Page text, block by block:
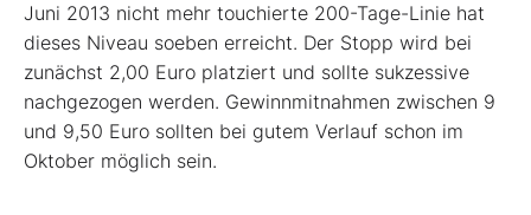
Juni 2013 nicht mehr touchierte 200-Tage-Linie hat
dieses Niveau soeben erreicht. Der Stopp wird bei
zunächst 2,00 Euro platziert und sollte sukzessive
nachgezogen werden. Gewinnmitnahmen zwischen 9
und 9,50 Euro sollten bei gutem Verlauf schon im
Oktober möglich sein.